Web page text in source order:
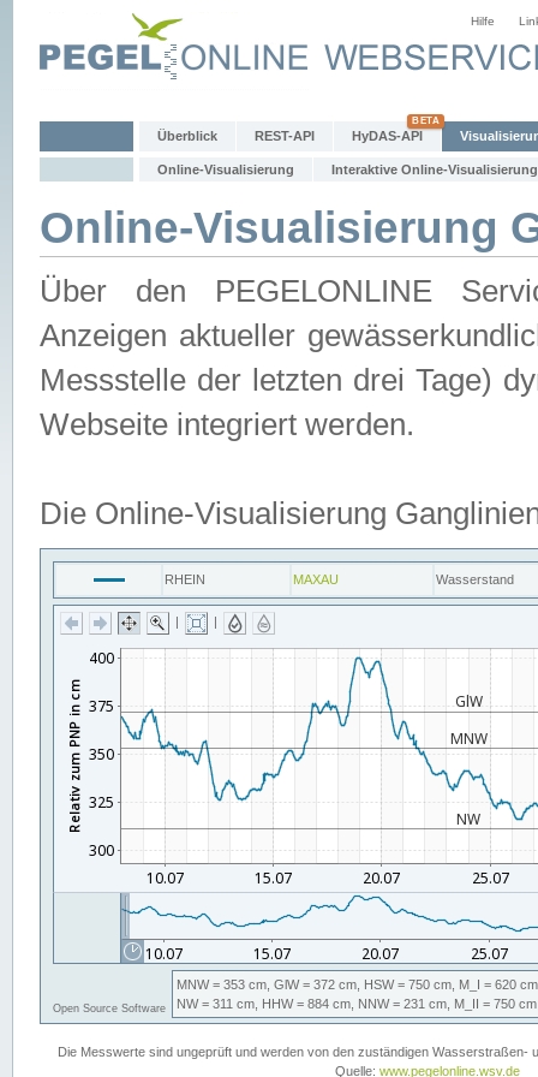
Hilfe
Überblick REST-API HyDAS-API
Online-Visualisierung Interaktive Online-Visualisierung
Online-Visualisierung
Über den PEGELONLINE
Anzeigen aktueller
Messstelle der letzten drei Tage)
Webseite integriert werden.
Die Online-Visualisierung